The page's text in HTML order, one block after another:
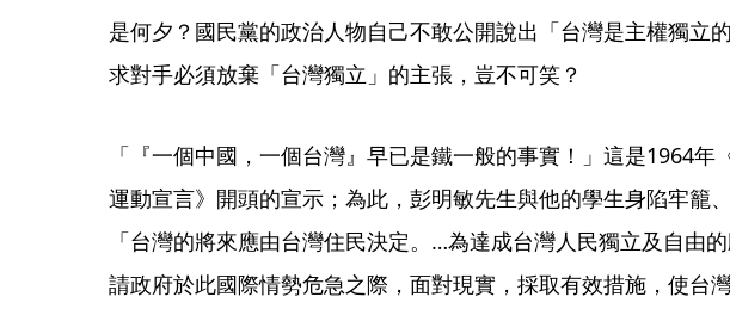
是何夕？國民黨的政治人物自己不敢公開說出「台灣是主權獨立
求對手必須放棄「台灣獨立」的主張，豈不可笑？
「『一個中國，一個台灣』早已是鐵一般的事實！」這是1964年
運動宣言》開頭的宣示；為此，彭明敏先生與他的學生身陷牢籠、
「台灣的將來應由台灣住民決定。…為達成台灣人民獨立及自由
請政府於此國際情勢危急之際，面對現實，採取有效措施，使台